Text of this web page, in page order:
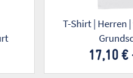
T-Shirt | Herren
17,10 €